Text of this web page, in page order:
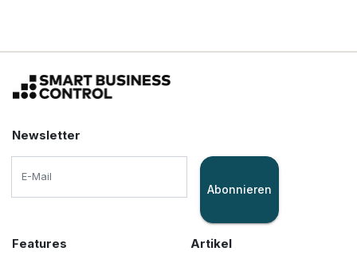
Newsletter
Abonnieren
Features
Artikel